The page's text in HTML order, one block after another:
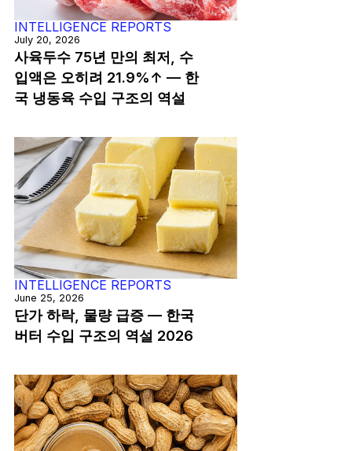
INTELLIGENCE REPORTS
July 20, 2026
사육두수 75년 만의 최저, 수
입액은 오히려 21.9%↑ — 한
국 냉동육 수입 구조의 역설
INTELLIGENCE REPORTS
June 25, 2026
단가 하락, 물량 급증 — 한국
버터 수입 구조의 역설 2026